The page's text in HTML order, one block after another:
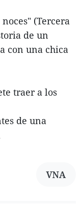
(Tercera
de un
con una chica
traer a los
de una
VNA